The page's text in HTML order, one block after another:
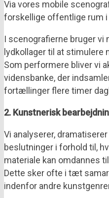
Via vores mobile
forskellige offentlige rum i
I scenografierne bruger vi
lydkollager til at stimulere
Som performere bliver vi
vidensbanke, der
fortællinger flere timer
2. Kunstnerisk
Vi analyserer,
beslutninger i forhold til,
materiale kan omdannes
Dette sker ofte i tæt
indenfor andre